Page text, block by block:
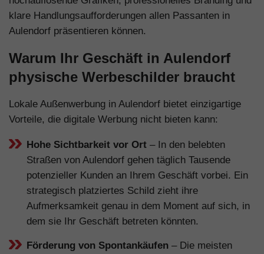
klare Handlungsaufforderungen allen Passanten in
Aulendorf präsentieren können.
Warum Ihr Geschäft in Aulendorf
physische Werbeschilder braucht
Lokale Außenwerbung in Aulendorf bietet einzigartige
Vorteile, die digitale Werbung nicht bieten kann:
Hohe Sichtbarkeit vor Ort – In den belebten
Straßen von Aulendorf gehen täglich Tausende
potenzieller Kunden an Ihrem Geschäft vorbei. Ein
strategisch platziertes Schild zieht ihre
Aufmerksamkeit genau in dem Moment auf sich, in
dem sie Ihr Geschäft betreten könnten.
Förderung von Spontankäufen – Die meisten